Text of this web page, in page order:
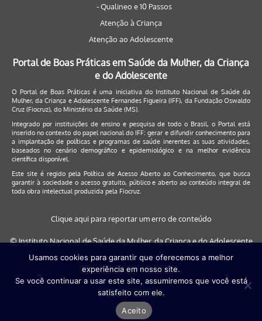
- Qualineo e 10 Passos
Atenção à Criança
Atenção ao Adolescente
Portal de Boas Práticas em Saúde da Mulher, da Criança
e do Adolescente
O Portal de Boas Práticas é uma iniciativa do Instituto Nacional de Saúde da
Mulher, da Criança e Adolescente Fernandes Figueira (IFF), da Fundação Oswaldo
Cruz (Fiocruz), do Ministério da Saúde (MS).
Integrado por instituições de ensino e pesquisa de todo o Brasil, o Portal está
inserido no contexto do papel nacional do IFF: gerar e difundir conhecimento para
a implantação de políticas e programas de saúde inerentes as suas atividades,
baseados no cenário demográfico e epidemiológico e na melhor evidência
científica disponível.
Este site é regido pela Política de Acesso Aberto ao Conhecimento, que busca
garantir à sociedade o acesso gratuito, público e aberto ao conteúdo integral de
toda obra intelectual produzida pela Fiocruz.
Clique aqui para reportar um erro de conteúdo
© Instituto Nacional de Saúde da Mulher, da Criança e do Adolescente
Este site será melhor visualizado nos navegadores: Google Chrome (a
partir da versão 30) | Internet Explorer (a partir da versão 9) | FireFox (
a partir da versão 29)
Desenvolvido porQuattri Design
Usamos cookies para garantir que oferecemos a melhor
experiência em nosso site.
Se você continuar a usar este site, assumiremos que você está
satisfeito com ele.
Aceito